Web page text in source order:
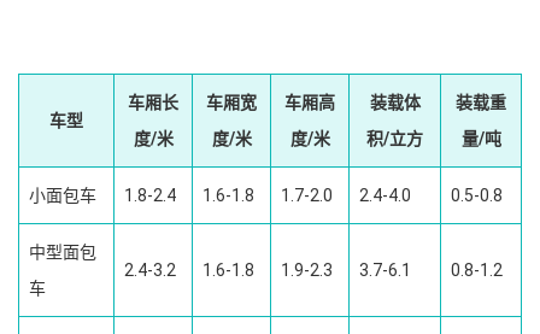
车型
车厢长
度/米
车厢宽
度/米
车厢高
度/米
装载体
积/立方
装载重
量/吨
小面包车 1.8-2.4 1.6-1.8 1.7-2.0 2.4-4.0 0.5-0.8
中型面包
车
2.4-3.2 1.6-1.8 1.9-2.3 3.7-6.1 0.8-1.2